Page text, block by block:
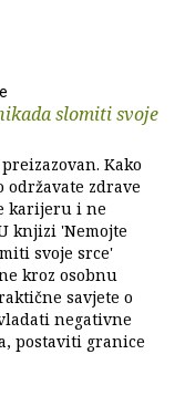
slomiti svoje
Kako
održavate zdrave
karijeru i ne
knjizi 'Nemojte
svoje srce'
kroz osobnu
savjete o
negativne
postaviti granice